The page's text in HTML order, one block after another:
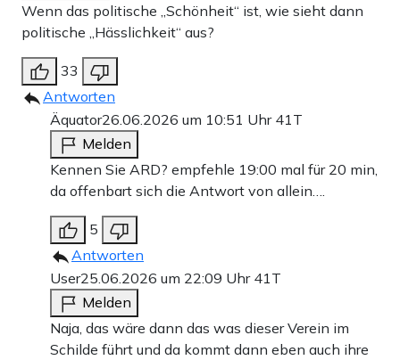
Wenn das politische „Schönheit“ ist, wie sieht dann
politische „Hässlichkeit“ aus?
33
Antworten
Äquator26.06.2026 um 10:51 Uhr 41T
Melden
Kennen Sie ARD? empfehle 19:00 mal für 20 min,
da offenbart sich die Antwort von allein….
5
Antworten
User25.06.2026 um 22:09 Uhr 41T
Melden
Naja, das wäre dann das was dieser Verein im
Schilde führt und da kommt dann eben auch ihre